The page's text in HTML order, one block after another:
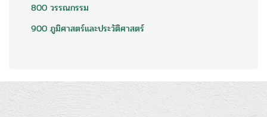
800 วรรณกรรม
900 ภูมิศาสตร์และประวัติศาสตร์